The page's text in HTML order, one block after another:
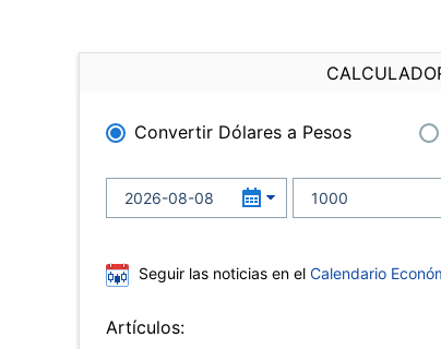
Convertir Dólares a Pesos
Seguir las noticias en el Calendario
Artículos: